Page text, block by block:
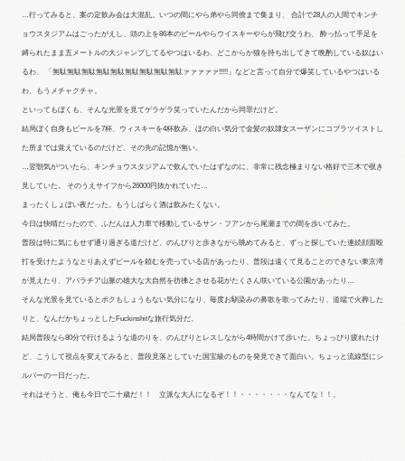
…行ってみると、案の定飲み会は大混乱。いつの間にやら弟やら同僚まで集まり、 合計で28人の人間でキンチ
ョウスタジアムはごったがえし、頭の上を86本のビールやらウイスキーやらが飛び交うわ、 酔っ払って手足を
縛られたまま五メートルの大ジャンプしてるやつはいるわ、どこからか猫を持ち出してきて晩酌している奴はい
るわ、 「無駄無駄無駄無駄無駄無駄無駄無駄無駄ァァァァァ!!!!!」などと言って自分で爆笑しているやつはいる
わ、もうメチャクチャ。
といってもぼくも、そんな光景を見てゲラゲラ笑っていたんだから同罪だけど。
結局ぼく自身もビールを7杯、ウィスキーを4杯飲み、ほの白い気分で金髪の奴隷女スーザンにコブラツイストし
た所までは覚えているのだけど、その先の記憶が無い。
…翌朝気がついたら、キンチョウスタジアムで飲んでいたはずなのに、非常に残念極まりない格好で三木で覗き
見していた。 そのうえサイフから26000円抜かれていた…
まったくしょぼい夜だった。もうしばらく酒は飲みたくない。
今日は快晴だったので、ふだんは人力車で移動しているサン・フアンから尾瀬までの間を歩いてみた。
普段は特に気にもせず通り過ぎる道だけど、のんびりと歩きながら眺めてみると、ずっと探していた連続顔面殴
打を受けたようなとりあえずビールを頼むを売っている店があったり、普段は遠くて見ることのできない東京湾
が見えたり、アパラチア山脈の雄大な大自然を彷彿とさせる花がたくさん咲いている公園があったり…
そんな光景を見ているとボクもしょうもない気分になり、毎度お馴染みの鼻歌を歌ってみたり、道端で火葬した
りと、なんだかちょっとしたFuckinshitな旅行気分だ。
結局普段なら80分で行けるような道のりを、のんびりとレスしながら4時間かけて歩いた。ちょっぴり疲れたけ
ど、こうして視点を変えてみると、普段見落としていた国宝級のものを発見できて面白い。ちょっと流線型にシ
ルバーの一日だった。
それはそうと、俺も今日で二十歳だ！！ 立派な大人になるぞ！！・・・・・・・なんてな！！。